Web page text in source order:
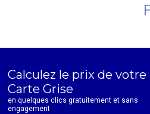
Calculez le prix de votre
Carte Grise
en quelques clics gratuitement et sans
engagement